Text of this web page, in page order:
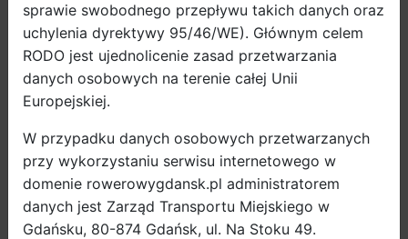
Trwa nabór prelegentów na X, jubileuszową
edycję Kongresu Mobilności Aktywnej, który
zaplanowany jest na 24-25 września 2019 r. Na
propozycje wystąpień organizatorzy czekają do
Trwa nabór prelegentów na X, jubileuszową edycję
Kongresu Mobilności Aktywnej, który planowany jest
na 24-25 września 2019 r. Na propozycje wystąpień
organizatorzy czekają do 15 marca.
sprawie swobodnego przepływu takich danych oraz
uchylenia dyrektywy 95/46/WE). Głównym celem
RODO jest ujednolicenie zasad przetwarzania
danych osobowych na terenie całej Unii
Europejskiej.
W przypadku danych osobowych przetwarzanych
przy wykorzystaniu serwisu internetowego w
domenie rowerowygdansk.pl administratorem
danych jest Zarząd Transportu Miejskiego w
Gdańsku, 80-874 Gdańsk, ul. Na Stoku 49.